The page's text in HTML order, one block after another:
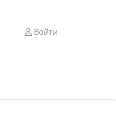
Войти